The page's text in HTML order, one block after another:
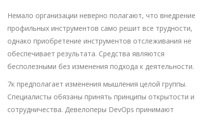
Немало организации неверно полагают, что внедрение
профильных инструментов само решит все трудности,
однако приобретение инструментов отслеживания не
обеспечивает результата. Средства являются
бесполезными без изменения подхода к деятельности.
7к предполагает изменения мышления целой группы.
Специалисты обязаны принять принципы открытости и
сотрудничества. Девелоперы DevOps принимают